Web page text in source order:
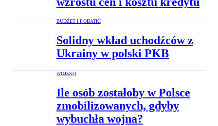
BUDŻET I PODATKI
Solidny wkład uchodźców z
Ukrainy w polski PKB
WOJSKO
Ile osób zostałoby w Polsce
zmobilizowanych, gdyby
wybuchła wojna?